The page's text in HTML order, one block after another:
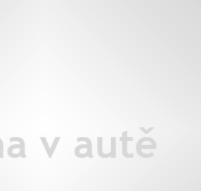
stručně o autosedačkách